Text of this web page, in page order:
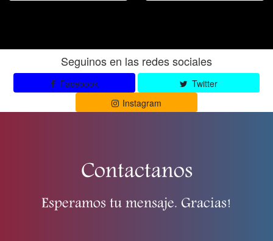
Seguinos en las redes sociales
Facebook
Twitter
Instagram
Contactanos
Esperamos tu mensaje. Gracias!